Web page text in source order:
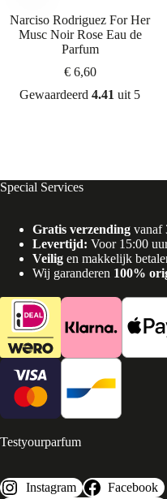
Narciso Rodriguez For Her
Musc Noir Rose Eau de
Parfum
€6,60
Gewaardeerd4.41 uit 5
Special Services
Gratis verzending vanaf
Levertijd: Voor 15:00
Veilig en makkelijk
Wij garanderen 100%
Testyourparfum
Instagram
Facebook